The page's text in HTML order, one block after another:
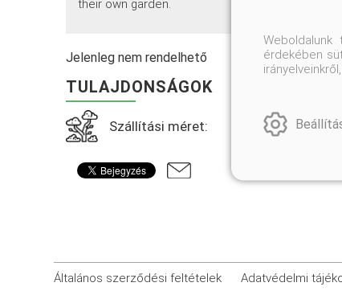
their own garden.
Jelenleg nem rendelhető
TULAJDONSÁGOK
Szállítási méret:
Általános szerződési feltételek Adatvédelmi
érdekében